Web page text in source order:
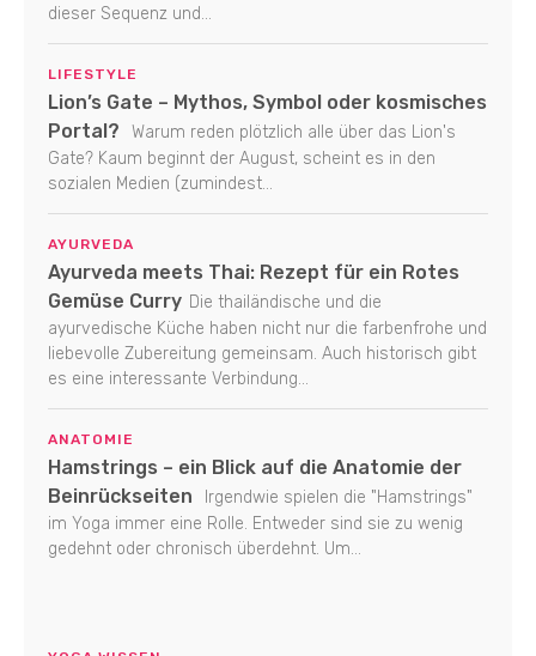
dieser Sequenz und...
LIFESTYLE
Lion’s Gate – Mythos, Symbol oder kosmisches
Portal?
Warum reden plötzlich alle über das Lion's
Gate? Kaum beginnt der August, scheint es in den
sozialen Medien (zumindest...
AYURVEDA
Ayurveda meets Thai: Rezept für ein Rotes
Gemüse Curry Die thailändische und die
ayurvedische Küche haben nicht nur die farbenfrohe und
liebevolle Zubereitung gemeinsam. Auch historisch gibt
es eine interessante Verbindung...
ANATOMIE
Hamstrings – ein Blick auf die Anatomie der
Beinrückseiten
Irgendwie spielen die "Hamstrings"
im Yoga immer eine Rolle. Entweder sind sie zu wenig
gedehnt oder chronisch überdehnt. Um...